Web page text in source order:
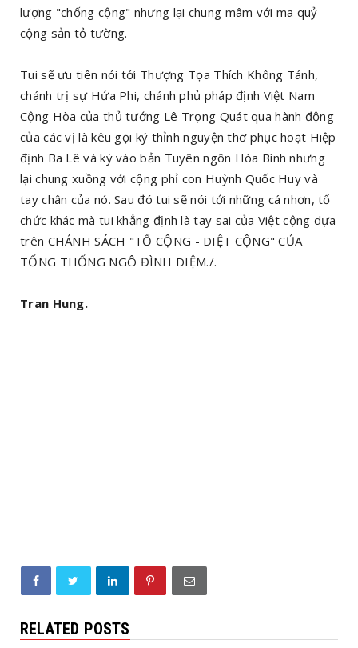
lượng "chống cộng" nhưng lại chung mâm với ma quỷ
cộng sản tỏ tường.
Tui sẽ ưu tiên nói tới Thượng Tọa Thích Không Tánh,
chánh trị sự Hứa Phi, chánh phủ pháp định Việt Nam
Cộng Hòa của thủ tướng Lê Trọng Quát qua hành động
của các vị là kêu gọi ký thỉnh nguyện thơ phục hoạt Hiệp
định Ba Lê và ký vào bản Tuyên ngôn Hòa Bình nhưng
lại chung xuồng với cộng phỉ con Huỳnh Quốc Huy và
tay chân của nó. Sau đó tui sẽ nói tới những cá nhơn, tổ
chức khác mà tui khẳng định là tay sai của Việt cộng dựa
trên CHÁNH SÁCH "TỐ CỘNG - DIỆT CỘNG" CỦA
TỔNG THỐNG NGÔ ĐÌNH DIỆM./.
Tran Hung.
RELATED POSTS